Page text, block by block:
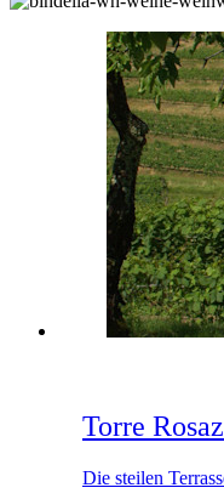
Torre
Die steilen